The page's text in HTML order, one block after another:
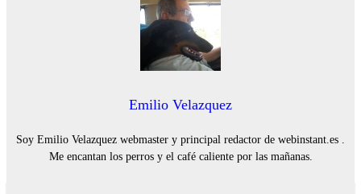
Emilio Velazquez
Soy Emilio Velazquez webmaster y principal redactor de webinstant.es .
Me encantan los perros y el café caliente por las mañanas.